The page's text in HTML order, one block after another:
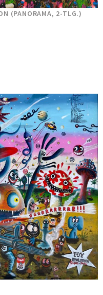
(PANORAMA, 2-TLG.)